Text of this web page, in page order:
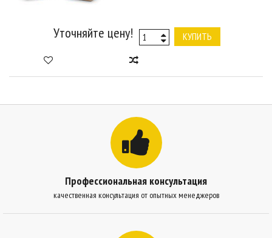
Уточняйте цену! КУПИТЬ
Профессиональная консультация
качественная консультация от опытных менеджеров